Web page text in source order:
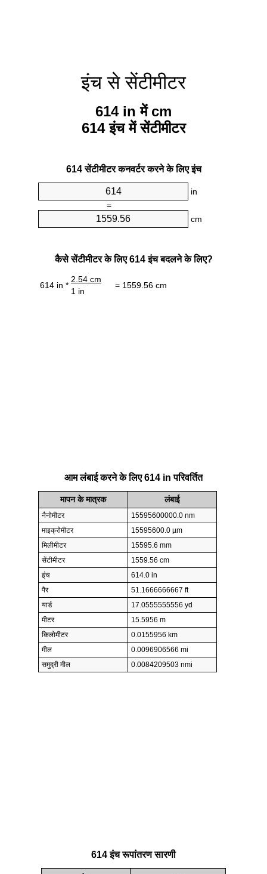
इंच से सेंटीमीटर
614 in में cm
614 इंच में सेंटीमीटर
614 सेंटीमीटर कनवर्टर करने के लिए इंच
in
=
cm
कैसे सेंटीमीटर के लिए 614 इंच बदलने के लिए?
614 in *
2.54 cm
= 1559.56 cm
1 in
आम लंबाई करने के लिए 614 in परिवर्तित
मापन के मात्रक लंबाई
नैनोमीटर
15595600000.0 nm
माइक्रोमीटर
15595600.0 µm
मिलीमीटर
15595.6 mm
सेंटीमीटर
1559.56 cm
इंच
614.0 in
पैर
51.1666666667 ft
यार्ड
17.0555555556 yd
मीटर
15.5956 m
किलोमीटर
0.0155956 km
मील
0.0096906566 mi
समुद्री मील
0.0084209503 nmi
614 इंच रूपांतरण सारणी